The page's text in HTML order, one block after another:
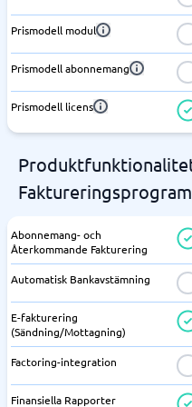
Prismodell modul
Prismodell abonnemang
Prismodell licens
Faktureringsprogram
Abonnemang- och
Återkommande Fakturering
Automatisk Bankavstämning
E-fakturering
(Sändning/Mottagning)
Factoring-integration
Finansiella Rapporter